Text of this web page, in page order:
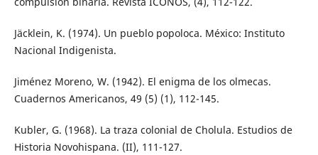
Jäcklein, K. (1974). Un pueblo popoloca. México: Instituto
Nacional Indigenista.
Jiménez Moreno, W. (1942). El enigma de los olmecas.
Cuadernos Americanos, 49 (5) (1), 112-145.
Kubler, G. (1968). La traza colonial de Cholula. Estudios de
Historia Novohispana. (II), 111-127.